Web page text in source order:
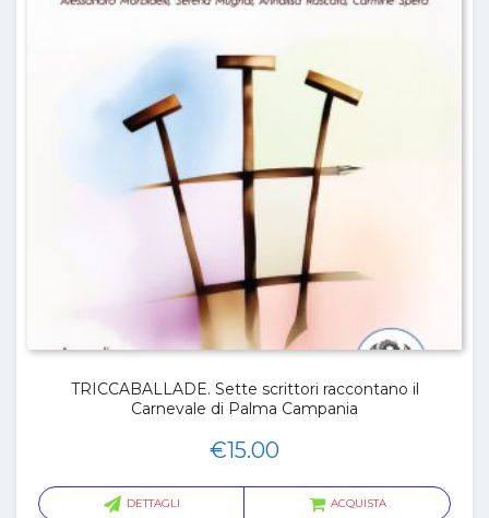
TRICCABALLADE. Sette scrittori raccontano il
Carnevale di Palma Campania
€15.00
DETTAGLI ACQUISTA